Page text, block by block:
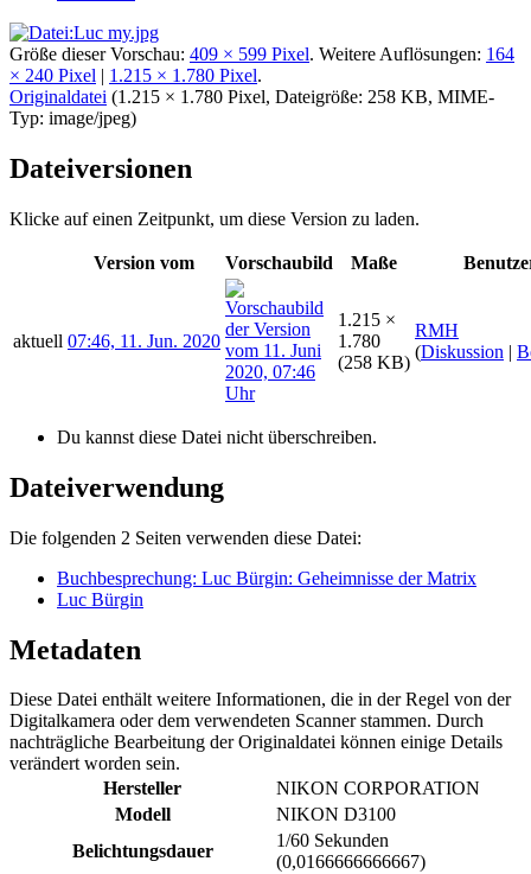
Größe dieser Vorschau: 409 × 599 Pixel. Weitere Auflösungen: 164
× 240 Pixel | 1.215 × 1.780 Pixel.
Originaldatei (1.215 × 1.780 Pixel, Dateigröße: 258 KB, MIME-
Typ: image/jpeg)
Dateiversionen
Klicke auf einen Zeitpunkt, um diese Version zu laden.
Version vom Vorschaubild Maße
aktuell 07:46, 11. Jun. 2020
1.215 ×
1.780
(258 KB)
RMH
(Diskussion |
Du kannst diese Datei nicht überschreiben.
Dateiverwendung
Die folgenden 2 Seiten verwenden diese Datei:
Buchbesprechung: Luc Bürgin: Geheimnisse der Matrix
Luc Bürgin
Metadaten
Diese Datei enthält weitere Informationen, die in der Regel von der
Digitalkamera oder dem verwendeten Scanner stammen. Durch
nachträgliche Bearbeitung der Originaldatei können einige Details
verändert worden sein.
Hersteller
NIKON CORPORATION
Modell
NIKON D3100
Belichtungsdauer
1/60 Sekunden
(0,0166666666667)